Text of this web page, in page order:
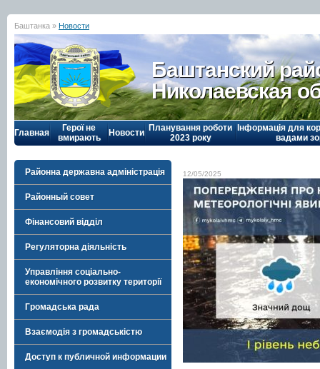
Баштанка » Новости
Баштанский
Николаевская
Главная
Герої не
вмирають
Новости Планування роботи
2023 року
Інформація для
вадами
Районна державна адміністрація
Районный совет
Фінансовий відділ
Регуляторна діяльність
Управління соціально-
економічного розвитку території
Громадська рада
Взаємодія з громадськістю
Доступ к публичной информации
12/05/2025